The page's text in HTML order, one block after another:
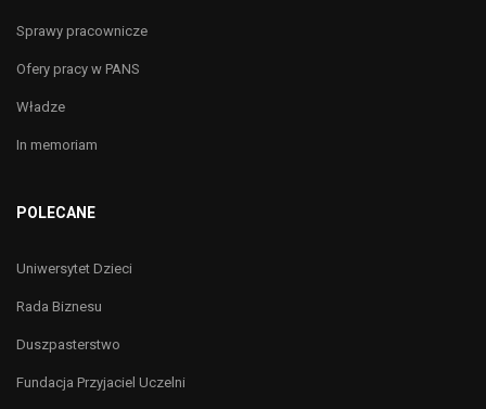
Sprawy pracownicze
Ofery pracy w PANS
Władze
In memoriam
POLECANE
Uniwersytet Dzieci
Rada Biznesu
Duszpasterstwo
Fundacja Przyjaciel Uczelni